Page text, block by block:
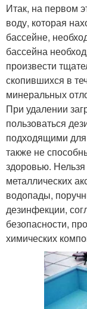
Итак, на первом
воду, которая
бассейне,
бассейна
произвести
скопившихся в
минеральных
При удалении
пользоваться
подходящими
также не
здоровью.
металлических
водопады,
дезинфекции,
безопасности,
химических